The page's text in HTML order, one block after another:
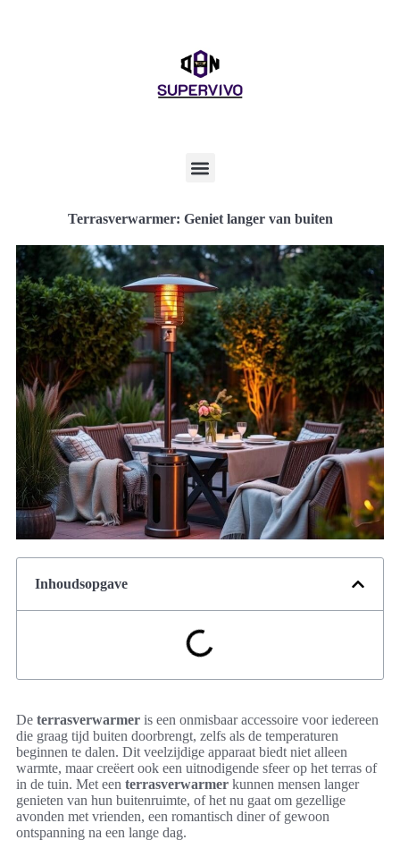
Terrasverwarmer: Geniet langer van buiten
Inhoudsopgave
De terrasverwarmer is een onmisbaar accessoire voor iedereen
die graag tijd buiten doorbrengt, zelfs als de temperaturen
beginnen te dalen. Dit veelzijdige apparaat biedt niet alleen
warmte, maar creëert ook een uitnodigende sfeer op het terras of
in de tuin. Met een terrasverwarmer kunnen mensen langer
genieten van hun buitenruimte, of het nu gaat om gezellige
avonden met vrienden, een romantisch diner of gewoon
ontspanning na een lange dag.